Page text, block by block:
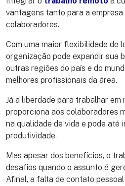
vantagens tanto para a
colaboradores.
Com uma maior flexibilidade de
organização pode expandir sua
outras regiões do país e do
melhores profissionais da área.
Já a liberdade para trabalhar em
proporciona aos colaboradores
na qualidade de vida e pode até
produtividade.
Mas apesar dos benefícios, o
desafios quando o assunto é
Afinal, a falta de contato